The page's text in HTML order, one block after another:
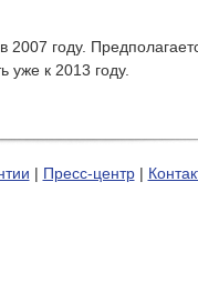
году.
уже к 2013 году.
| Пресс-центр|